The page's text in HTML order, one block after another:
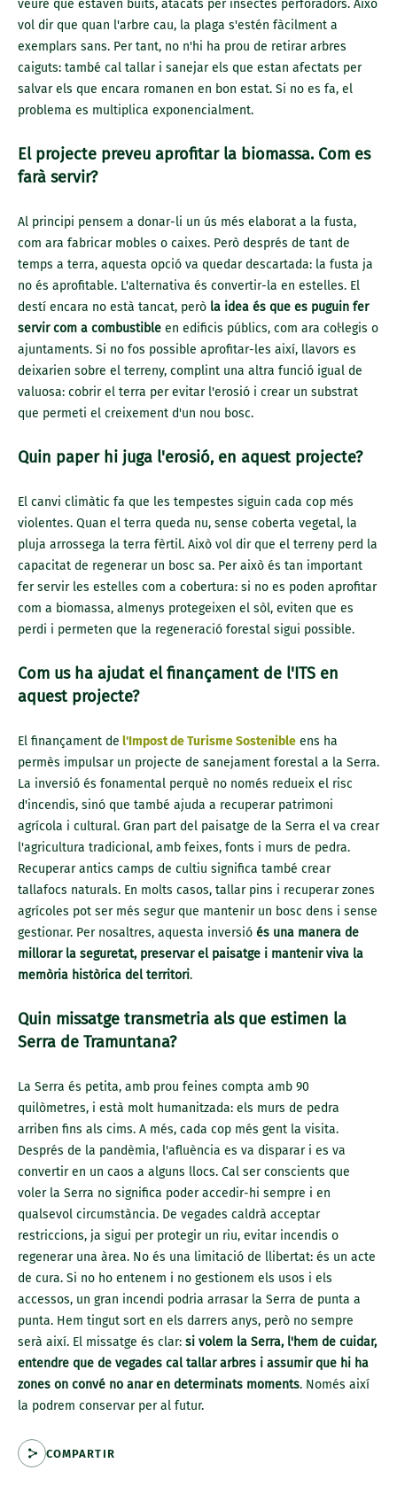
veure que estaven buits, atacats per insectes perforadors. Això
vol dir que quan l'arbre cau, la plaga s'estén fàcilment a
exemplars sans. Per tant, no n'hi ha prou de retirar arbres
caiguts: també cal tallar i sanejar els que estan afectats per
salvar els que encara romanen en bon estat. Si no es fa, el
problema es multiplica exponencialment.
El projecte preveu aprofitar la biomassa. Com es
farà servir?
Al principi pensem a donar-li un ús més elaborat a la fusta,
com ara fabricar mobles o caixes. Però després de tant de
temps a terra, aquesta opció va quedar descartada: la fusta ja
no és aprofitable. L'alternativa és convertir-la en estelles. El
destí encara no està tancat, però la idea és que es puguin fer
servir com a combustible en edificis públics, com ara col·legis o
ajuntaments. Si no fos possible aprofitar-les així, llavors es
deixarien sobre el terreny, complint una altra funció igual de
valuosa: cobrir el terra per evitar l'erosió i crear un substrat
que permeti el creixement d'un nou bosc.
Quin paper hi juga l'erosió, en aquest projecte?
El canvi climàtic fa que les tempestes siguin cada cop més
violentes. Quan el terra queda nu, sense coberta vegetal, la
pluja arrossega la terra fèrtil. Això vol dir que el terreny perd la
capacitat de regenerar un bosc sa. Per això és tan important
fer servir les estelles com a cobertura: si no es poden aprofitar
com a biomassa, almenys protegeixen el sòl, eviten que es
perdi i permeten que la regeneració forestal sigui possible.
Com us ha ajudat el finançament de l'ITS en
aquest projecte?
El finançament de l'Impost de Turisme Sostenible ens ha
permès impulsar un projecte de sanejament forestal a la Serra.
La inversió és fonamental perquè no només redueix el risc
d'incendis, sinó que també ajuda a recuperar patrimoni
agrícola i cultural. Gran part del paisatge de la Serra el va crear
l'agricultura tradicional, amb feixes, fonts i murs de pedra.
Recuperar antics camps de cultiu significa també crear
tallafocs naturals. En molts casos, tallar pins i recuperar zones
agrícoles pot ser més segur que mantenir un bosc dens i sense
gestionar. Per nosaltres, aquesta inversió és una manera de
millorar la seguretat, preservar el paisatge i mantenir viva la
memòria històrica del territori.
Quin missatge transmetria als que estimen la
Serra de Tramuntana?
La Serra és petita, amb prou feines compta amb 90
quilòmetres, i està molt humanitzada: els murs de pedra
arriben fins als cims. A més, cada cop més gent la visita.
Després de la pandèmia, l'afluència es va disparar i es va
convertir en un caos a alguns llocs. Cal ser conscients que
voler la Serra no significa poder accedir-hi sempre i en
qualsevol circumstància. De vegades caldrà acceptar
restriccions, ja sigui per protegir un riu, evitar incendis o
regenerar una àrea. No és una limitació de llibertat: és un acte
de cura. Si no ho entenem i no gestionem els usos i els
accessos, un gran incendi podria arrasar la Serra de punta a
punta. Hem tingut sort en els darrers anys, però no sempre
serà així. El missatge és clar: si volem la Serra, l'hem de cuidar,
entendre que de vegades cal tallar arbres i assumir que hi ha
zones on convé no anar en determinats moments. Només així
la podrem conservar per al futur.
COMPARTIR